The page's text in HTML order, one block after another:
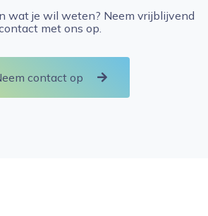
wat je wil weten? Neem vrijblijvend
met ons op.
contact op